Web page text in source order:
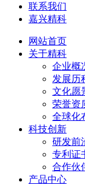
联系我们
嘉兴精科
网站首页
关于精科
企业概
发展历
文化愿
荣誉资
全球化
科技创新
研发前
专利证
合作伙
产品中心